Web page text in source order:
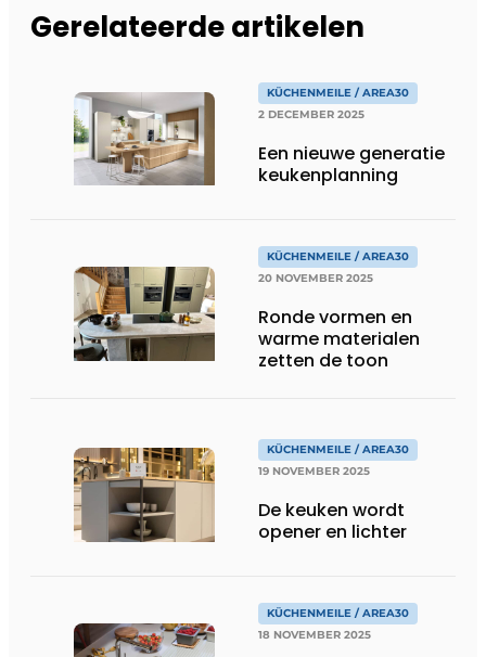
Gerelateerde artikelen
KÜCHENMEILE / AREA30
2 DECEMBER 2025
Een nieuwe generatie
keukenplanning
KÜCHENMEILE / AREA30
20 NOVEMBER 2025
Ronde vormen en
warme materialen
zetten de toon
KÜCHENMEILE / AREA30
19 NOVEMBER 2025
De keuken wordt
opener en lichter
KÜCHENMEILE / AREA30
18 NOVEMBER 2025